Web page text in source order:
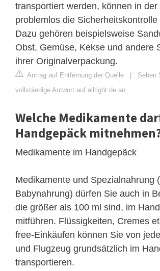
transportiert werden, können in der
problemlos die Sicherheitskontrolle
Dazu gehören beispielsweise
Obst, Gemüse, Kekse und andere
ihrer Originalverpackung.
Antrag auf Entfernung der Quelle | Sehen
vollständige Antwort auf allright.de an
Welche Medikamente
Handgepäck
Medikamente im Handgepäck
Medikamente und Spezialnahrung
Babynahrung) dürfen Sie auch in
die größer als 100 ml sind, im
mitführen. Flüssigkeiten, Cremes
free-Einkäufen können Sie von
und Flugzeug grundsätzlich im
transportieren.